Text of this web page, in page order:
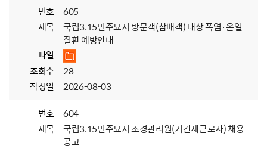
번호
605
제목
국립3.15민주묘지 방문객(참배객) 대상 폭염·온열
질환 예방안내
파일
조회수
28
작성일
2026-08-03
번호
604
제목
국립3.15민주묘지 조경관리원(기간제근로자) 채용
공고